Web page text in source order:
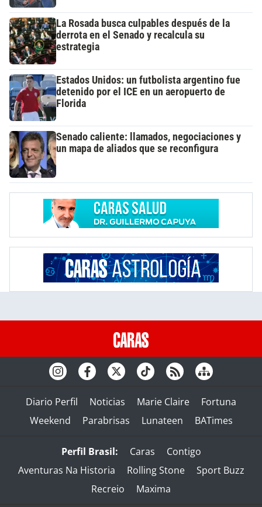
La Rosada busca culpables después de la
derrota en el Senado y recalcula su
estrategia
Estados Unidos: un futbolista argentino fue
detenido por el ICE en un aeropuerto de
Florida
Senado caliente: llamados, negociaciones y
un mapa de aliados que se reconfigura
Diario Perfil Noticias Marie Claire
Fortuna
Weekend
Parabrisas Lunateen BATimes
Perfil Brasil: Caras
Contigo
Aventuras Na Historia
Rolling Stone
Sport Buzz
Recreio
Maxima